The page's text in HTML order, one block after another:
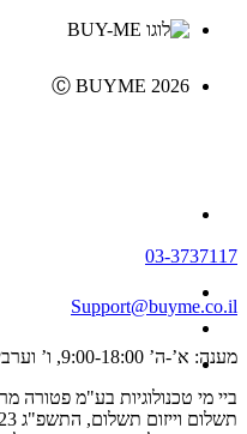
Ⓒ BUYME 2026
03-3737117
Support@buyme.co.il
מענה: א’-ה’ 9:00-18:00, ו’ וערבי חג 9:00-13:00
ביי מי טכנולוגיות בע"מ פטורה